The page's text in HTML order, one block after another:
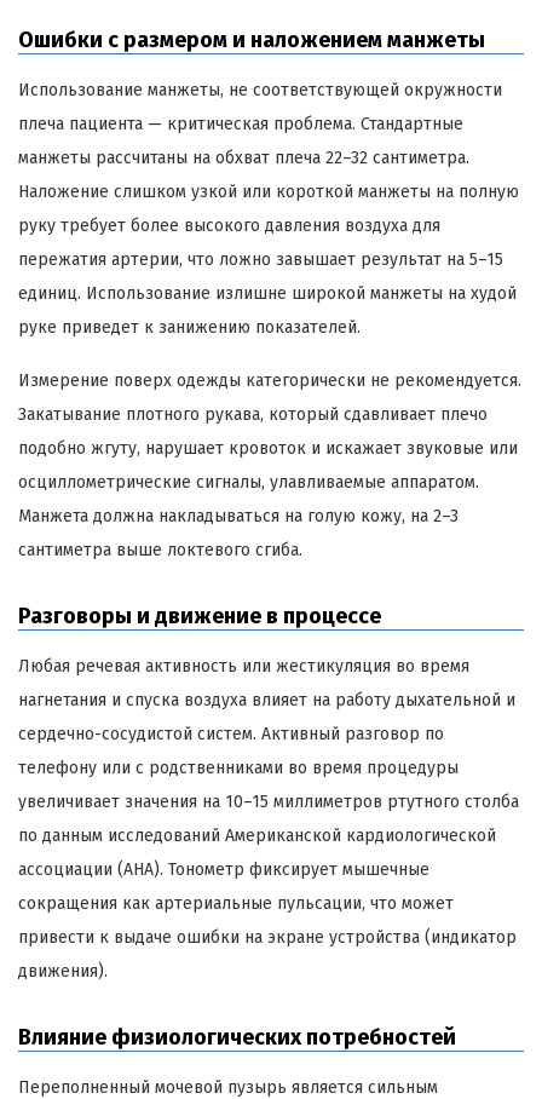
Ошибки с размером и наложением манжеты
Использование манжеты, не соответствующей окружности
плеча пациента — критическая проблема. Стандартные
манжеты рассчитаны на обхват плеча 22–32 сантиметра.
Наложение слишком узкой или короткой манжеты на полную
руку требует более высокого давления воздуха для
пережатия артерии, что ложно завышает результат на 5–15
единиц. Использование излишне широкой манжеты на худой
руке приведет к занижению показателей.
Измерение поверх одежды категорически не рекомендуется.
Закатывание плотного рукава, который сдавливает плечо
подобно жгуту, нарушает кровоток и искажает звуковые или
осциллометрические сигналы, улавливаемые аппаратом.
Манжета должна накладываться на голую кожу, на 2–3
сантиметра выше локтевого сгиба.
Разговоры и движение в процессе
Любая речевая активность или жестикуляция во время
нагнетания и спуска воздуха влияет на работу дыхательной и
сердечно-сосудистой систем. Активный разговор по
телефону или с родственниками во время процедуры
увеличивает значения на 10–15 миллиметров ртутного столба
по данным исследований Американской кардиологической
ассоциации (AHA). Тонометр фиксирует мышечные
сокращения как артериальные пульсации, что может
привести к выдаче ошибки на экране устройства (индикатор
движения).
Влияние физиологических потребностей
Переполненный мочевой пузырь является сильным